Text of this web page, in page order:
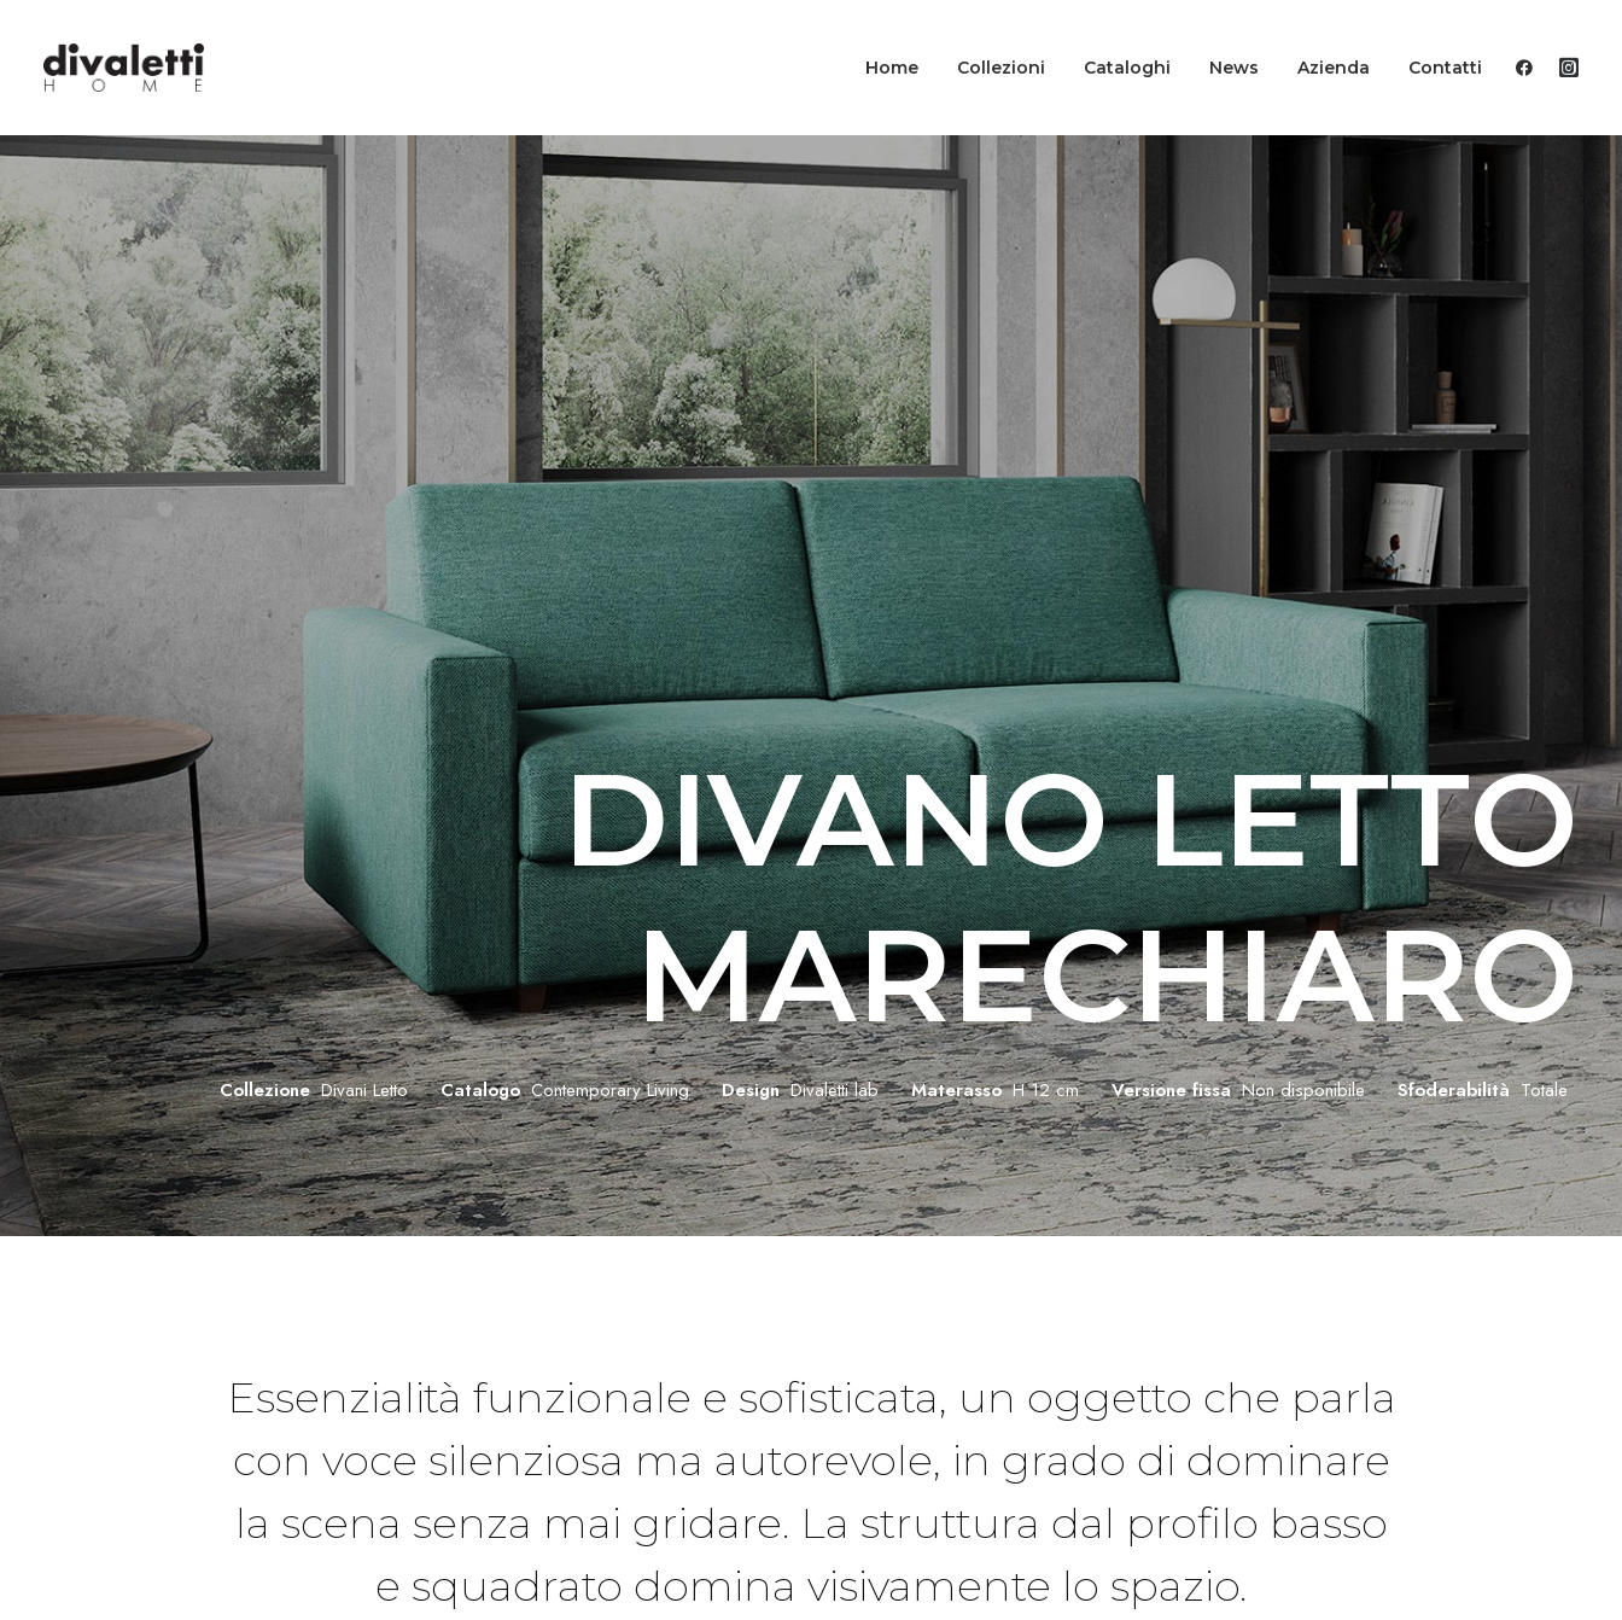
Home Collezioni Cataloghi News Azienda Contatti
DIVANO LETTO
MARECHIARO
Collezione Divani Letto Catalogo Contemporary Living Design Divaletti lab Materasso H 12 cm Versione fissa Non disponibile Sfoderabilità Totale
Essenzialità funzionale e sofisticata, un oggetto che parla
con voce silenziosa ma autorevole, in grado di dominare
la scena senza mai gridare. La struttura dal profilo basso
e squadrato domina visivamente lo spazio.